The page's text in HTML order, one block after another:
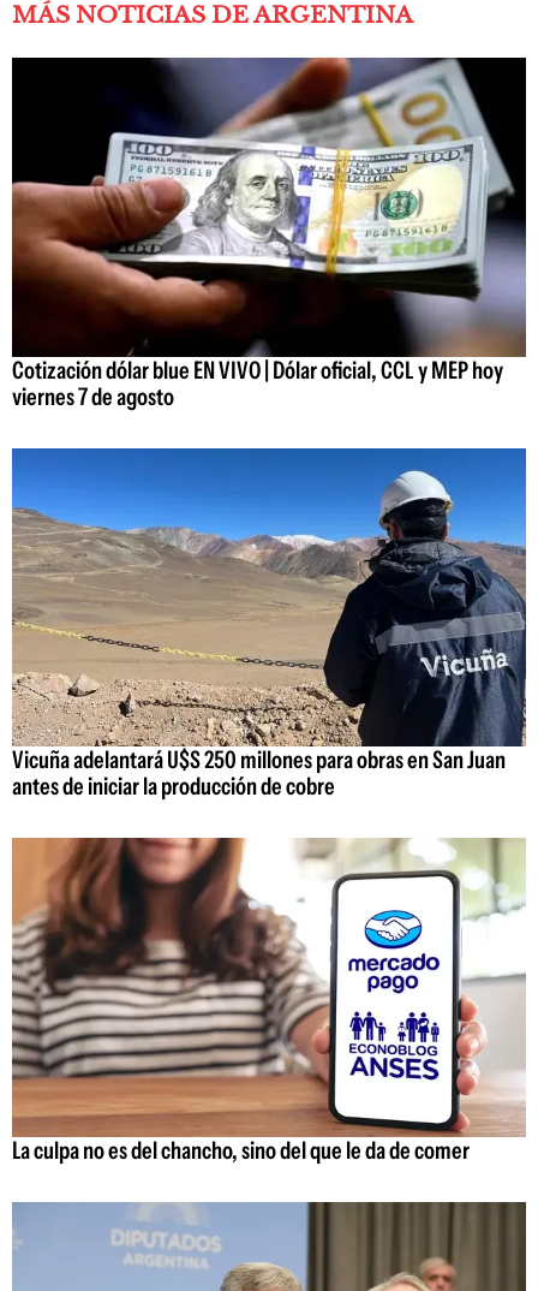
MÁS NOTICIAS DE ARGENTINA
Cotización dólar blue EN VIVO | Dólar oficial, CCL y MEP hoy
viernes 7 de agosto
Vicuña adelantará U$S 250 millones para obras en San Juan
antes de iniciar la producción de cobre
La culpa no es del chancho, sino del que le da de comer